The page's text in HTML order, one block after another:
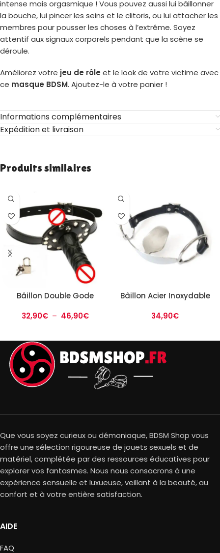
intense mais orgasmique ! Vous pouvez aussi lui bâillonner
la bouche, lui pincer les seins et le clitoris, ou lui attacher les
membres pour pousser les choses à l’extrême. Soyez
attentif aux signaux corporels pendant que la scène se
déroule.
Améliorez votre jeu de rôle et le look de votre victime avec
ce masque BDSM. Ajoutez-le à votre panier !
Informations complémentaires
Expédition et livraison
Produits similaires
Bâillon Double Gode
32,90€ – 46,90€
Bâillon Acier Inoxydable
34,90€
Que vous soyez curieux ou démoniaque, BDSM Shop vous
offre une sélection rigoureuse de jouets sexuels et de
matériel, complétée par des ressources éducatives pour
explorer vos fantasmes. Nous nous consacrons à une
expérience sensuelle et luxueuse, veillant à la beauté, au
confort et à votre entière satisfaction.
AIDE
FAQ